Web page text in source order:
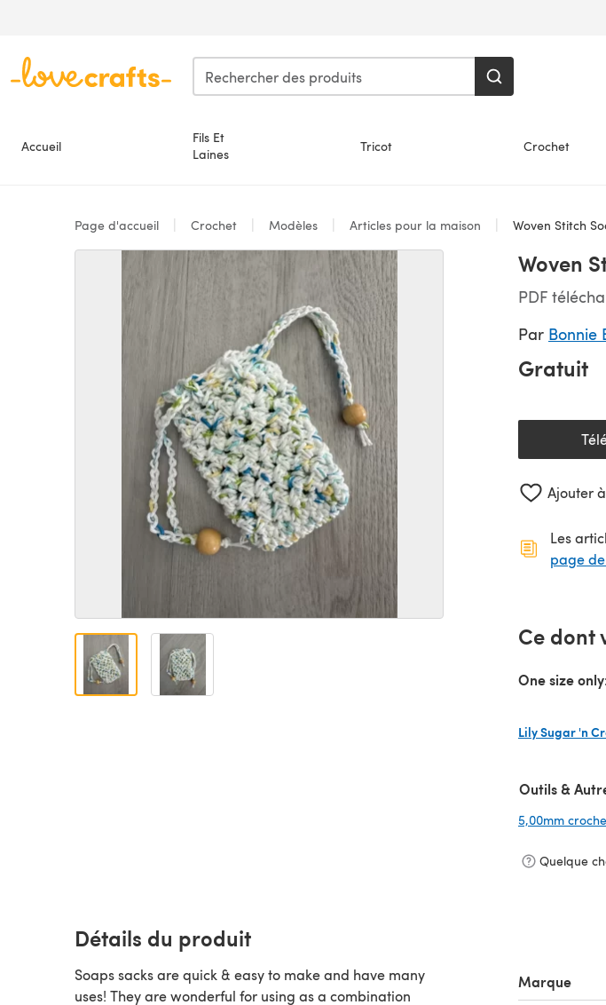
Accueil
Fils Et
Laines
Tricot Crochet
Page d'accueil Crochet Modèles Articles pour la maison Woven Stitch
Woven
PDF
Par Bonnie
Gratuit
Ajouter
Les
page
Ce dont
One size
Lily Sugar 'n
Outils &
5,00mm
Quelque
Détails du produit
Soaps sacks are quick & easy to make and have many
uses! They are wonderful for using as a combination
Marque